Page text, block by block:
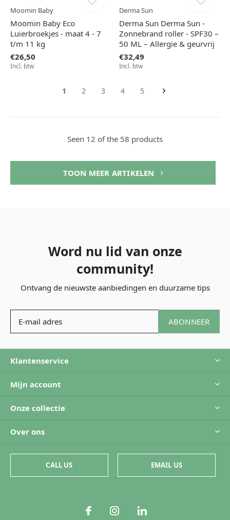
Moomin Baby
Moomin Baby Eco
Luierbroekjes - maat 4 - 7
t/m 11 kg
€26,50
Incl. btw
Derma Sun
Derma Sun Derma Sun -
Zonnebrand roller - SPF30 –
50 ML – Allergie & geurvrij
€32,49
Incl. btw
1 2 3 4 5
Seen 12 of the 58 products
TOON MEER ARTIKELEN
Word nu lid van onze
community!
Ontvang de nieuwste aanbiedingen en duurzame tips
ABONNEER
Klantenservice
Mijn account
Onze collectie
Over ons
CALL US EMAIL US